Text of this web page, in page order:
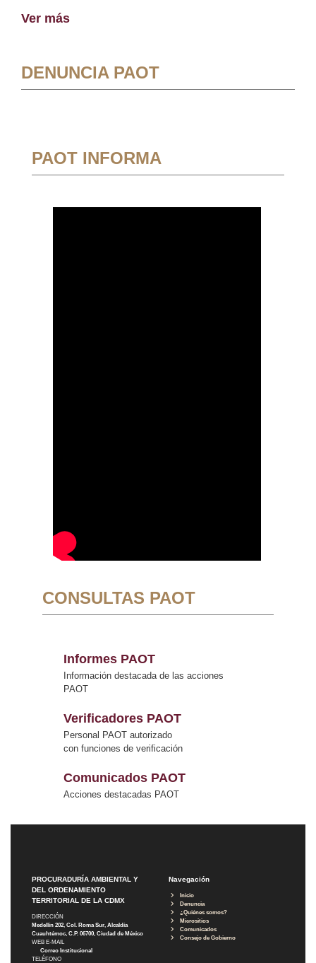
Ver más
DENUNCIA PAOT
PAOT INFORMA
CONSULTAS PAOT
Informes PAOT
Información destacada de las acciones
PAOT
Verificadores PAOT
Personal PAOT autorizado
con funciones de verificación
Comunicados PAOT
Acciones destacadas PAOT
PROCURADURÍA AMBIENTAL Y
DEL ORDENAMIENTO
TERRITORIAL DE LA CDMX
DIRECCIÓN
Medellín 202, Col. Roma Sur, Alcaldía
Cuauhtémoc, C.P. 06700, Ciudad de México
WEB E-MAIL
Correo Institucional
TELÉFONO
Navegación
Inicio
Denuncia
¿Quiénes somos?
Micrositios
Comunicados
Consejo de Gobierno